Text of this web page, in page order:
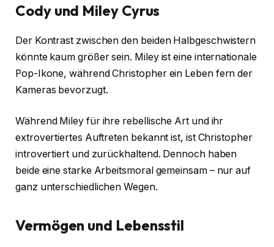
Cody und Miley Cyrus
Der Kontrast zwischen den beiden Halbgeschwistern
könnte kaum größer sein. Miley ist eine internationale
Pop-Ikone, während Christopher ein Leben fern der
Kameras bevorzugt.
Während Miley für ihre rebellische Art und ihr
extrovertiertes Auftreten bekannt ist, ist Christopher
introvertiert und zurückhaltend. Dennoch haben
beide eine starke Arbeitsmoral gemeinsam – nur auf
ganz unterschiedlichen Wegen.
Vermögen und Lebensstil